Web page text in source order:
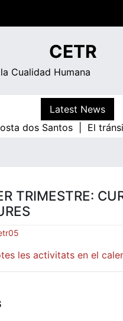
CETR
Cualidad Humana
Latest News
dos Santos | El
TRIMESTRE:
les activitats en el